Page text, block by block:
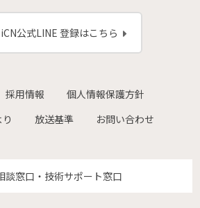
iCN公式LINE 登録はこちら
採用情報
個人情報保護方針
放送基準 お問い合わせ
談窓口・技術サポート窓口